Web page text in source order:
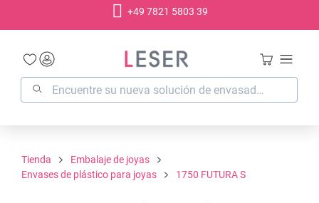
+49 7821 5803 39
Tienda
Embalaje de joyas
Envases de plástico para joyas
1750 FUTURA S